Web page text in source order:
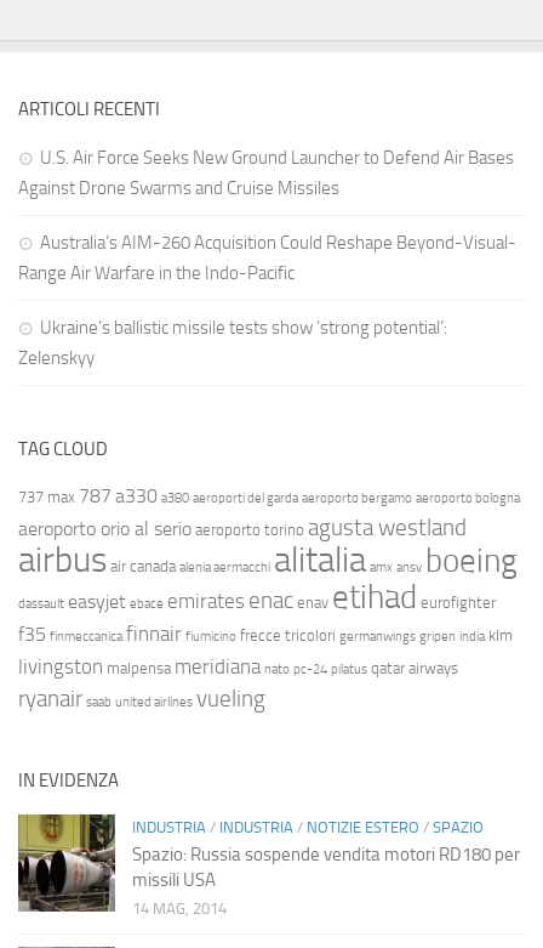
ARTICOLI RECENTI
U.S. Air Force Seeks New Ground Launcher to Defend Air Bases
Against Drone Swarms and Cruise Missiles
Australia’s AIM-260 Acquisition Could Reshape Beyond-Visual-
Range Air Warfare in the Indo-Pacific
Ukraine’s ballistic missile tests show ‘strong potential’:
Zelenskyy
TAG CLOUD
737 max 787 a330 a380 aeroporti del garda aeroporto bergamo aeroporto bologna
aeroporto orio al serio aeroporto torino agusta westland
airbus air canada alenia aermacchi alitalia amx ansv boeing
dassault easyjet ebace emirates enac enav etihad eurofighter
f35 finmeccanica finnair fiumicino frecce tricolori germanwings gripen india klm
livingston malpensa meridiana nato pc-24 pilatus qatar airways
ryanair saab united airlines vueling
IN EVIDENZA
INDUSTRIA / INDUSTRIA / NOTIZIE ESTERO / SPAZIO
Spazio: Russia sospende vendita motori RD180 per
missili USA
14 MAG, 2014